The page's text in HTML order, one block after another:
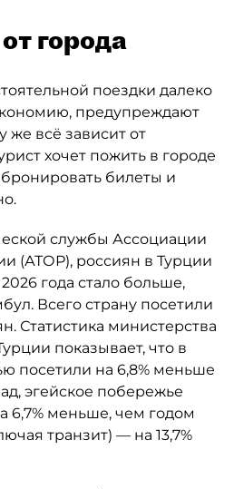
города
поездки далеко
предупреждают
же всё зависит от
хочет пожить в городе
билеты и
службы Ассоциации
(АТОР), россиян в Турции
года стало больше,
Всего страну посетили
Статистика министерства
показывает, что в
посетили на 6,8% меньше
эгейское побережье
6,7% меньше, чем годом
транзит) — на 13,7%